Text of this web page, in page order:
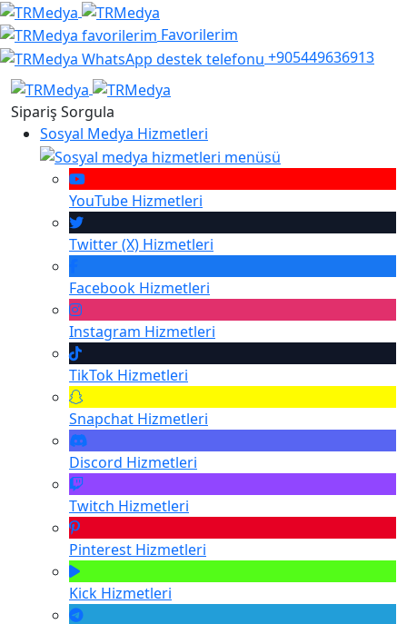
Favorilerim
+905449636913
Sipariş Sorgula
Sosyal Medya Hizmetleri
YouTube Hizmetleri
Twitter (X) Hizmetleri
Facebook Hizmetleri
Instagram Hizmetleri
TikTok Hizmetleri
Snapchat Hizmetleri
Discord Hizmetleri
Twitch Hizmetleri
Pinterest Hizmetleri
Kick Hizmetleri